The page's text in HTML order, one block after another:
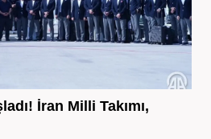
İran Milli Takımı,